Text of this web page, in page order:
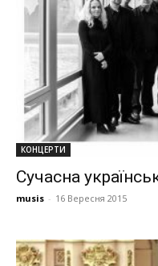
КОНЦЕРТИ
Сучасна
musis - 16 Вересня 2015